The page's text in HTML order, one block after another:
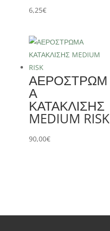
6,25€
ΑΕΡΟΣΤΡΩΜ
Α
ΚΑΤΑΚΛΙΣΗΣ
MEDIUM RISK
90,00€